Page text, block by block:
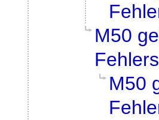
M50
M50